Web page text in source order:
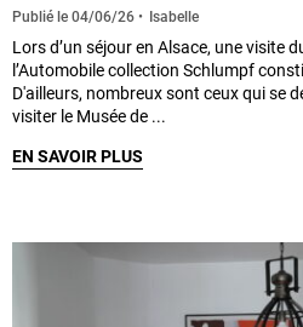
Publié le 04/06/26 Isabelle
Lors d’un séjour en Alsace, une visite
l’Automobile collection Schlumpf
D'ailleurs, nombreux sont ceux qui se
visiter le Musée de ...
EN SAVOIR PLUS